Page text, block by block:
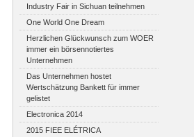
Industry Fair in Sichuan teilnehmen
One World One Dream
Herzlichen Glückwunsch zum WOER
immer ein börsennotiertes
Unternehmen
Das Unternehmen hostet
Wertschätzung Bankett für immer
gelistet
Electronica 2014
2015 FIEE ELÉTRICA